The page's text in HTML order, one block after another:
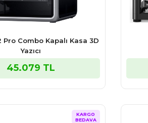
Pro Combo Kapalı Kasa 3D
Yazıcı
45.079 TL
KARGO
BEDAVA